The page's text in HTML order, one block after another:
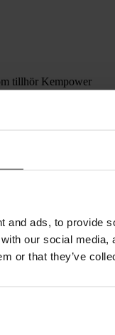
and ads, to provide
our social
or that they’ve
tillhör Kempower
regioner.